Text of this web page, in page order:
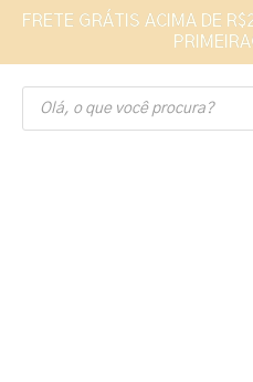
FRETE GRÁTIS ACIMA DE